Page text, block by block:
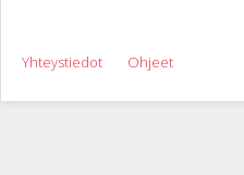
Yhteystiedot Ohjeet